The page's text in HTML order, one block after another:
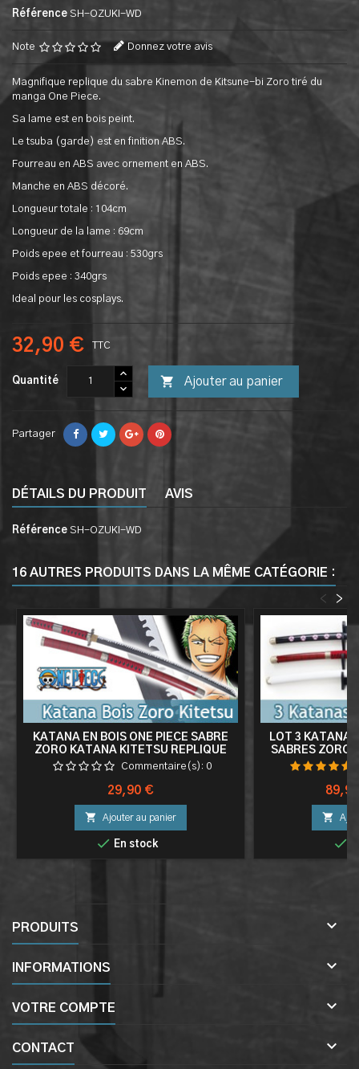
Référence SH-OZUKI-WD
Note Donnez votre avis
Magnifique replique du sabre Kinemon de Kitsune-bi Zoro tiré du
manga One Piece.
Sa lame est en bois peint.
Le tsuba (garde) est en finition ABS.
Fourreau en ABS avec ornement en ABS.
Manche en ABS décoré.
Longueur totale : 104cm
Longueur de la lame : 69cm
Poids epee et fourreau : 530grs
Poids epee : 340grs
Ideal pour les cosplays.
32,90 € TTC
Quantité  Ajouter au panier
Partager
DÉTAILS DU PRODUIT AVIS
Référence SH-OZUKI-WD
16 AUTRES PRODUITS DANS LA MÊME CATÉGORIE :
>
<
KATANA EN BOIS ONE PIECE SABRE
ZORO KATANA KITETSU REPLIQUE
EPEE ZORO SABRE COSPLAY
Commentaire(s): 0
Prix
29,90 €
 Ajouter au panier
 En stock
LOT 3
SABRES ZORO
Prix


PRODUITS 
INFORMATIONS 
VOTRE COMPTE 
CONTACT 